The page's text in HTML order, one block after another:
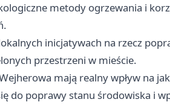
metody ogrzewania i
inicjatywach na rzecz
przestrzeni w mieście.
mają realny wpływ na
do poprawy stanu środowiska i